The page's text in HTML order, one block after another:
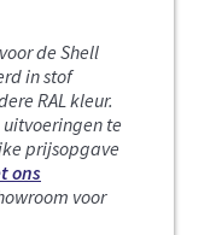
de Shell
in stof
RAL kleur.
te
prijsopgave
ons
voor